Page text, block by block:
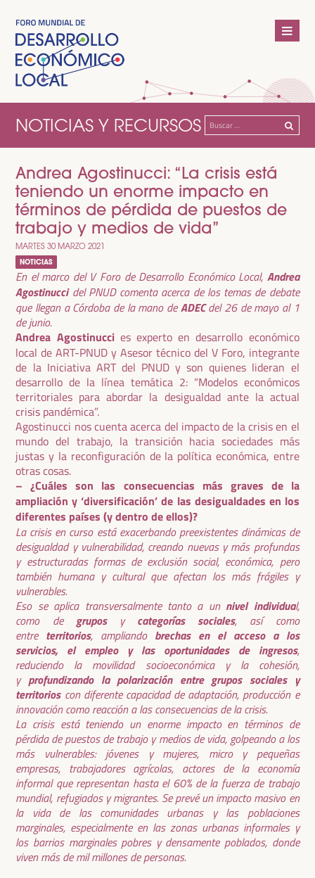
NOTICIAS Y RECURSOS Buscar:
Andrea Agostinucci: “La crisis está
teniendo un enorme impacto en
términos de pérdida de puestos de
trabajo y medios de vida”
MARTES 30 MARZO 2021
NOTICIAS
En el marco del V Foro de Desarrollo Económico Local, Andrea
Agostinucci delPNUD comenta acerca de los temas de debate
que llegan a Córdoba de la mano de ADECdel 26 de mayo al 1
de junio.
Andrea Agostinuccies experto en desarrollo económico
local de ART-PNUD y Asesor técnico del V Foro, integrante
de la Iniciativa ART del PNUD y son quienes lideran el
desarrollo de la línea temática 2: “Modelos económicos
territoriales para abordar la desigualdad ante la actual
crisis pandémica”.
Agostinucci nos cuenta acerca del impacto de la crisis en el
mundo del trabajo, la transición hacia sociedades más
justas y la reconfiguración de la política económica, entre
otras cosas.
– ¿Cuáles son las consecuencias más graves de la
ampliación y ‘diversificación’ de las desigualdades en los
diferentes países (y dentro de ellos)?
La crisis en curso está exacerbando preexistentes dinámicas de
desigualdad y vulnerabilidad, creando nuevas y más profundas
y estructuradas formas de exclusión social, económica, pero
también humana y cultural que afectan los más frágiles y
vulnerables.
Eso se aplica transversalmente tanto a un nivel individual,
como de grupos y categorías sociales, así como
entre territorios, ampliando brechas en el acceso a los
servicios, el empleo y las oportunidades de ingresos,
reduciendo la movilidad socioeconómica y la cohesión,
y profundizando la polarización entre grupos sociales y
territorioscon diferente capacidad de adaptación, producción e
innovación como reacción a las consecuencias de la crisis.
La crisis está teniendo un enorme impacto en términos de
pérdida de puestos de trabajo y medios de vida, golpeando a los
más vulnerables: jóvenes y mujeres, micro y pequeñas
empresas, trabajadores agrícolas, actores de la economía
informal que representan hasta el 60% de la fuerza de trabajo
mundial, refugiados y migrantes. Se prevé un impacto masivo en
la vida de las comunidades urbanas y las poblaciones
marginales, especialmente en las zonas urbanas informales y
los barrios marginales pobres y densamente poblados, donde
viven más de mil millones de personas.